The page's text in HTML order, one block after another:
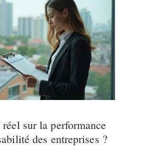
sur la performance
des entreprises ?